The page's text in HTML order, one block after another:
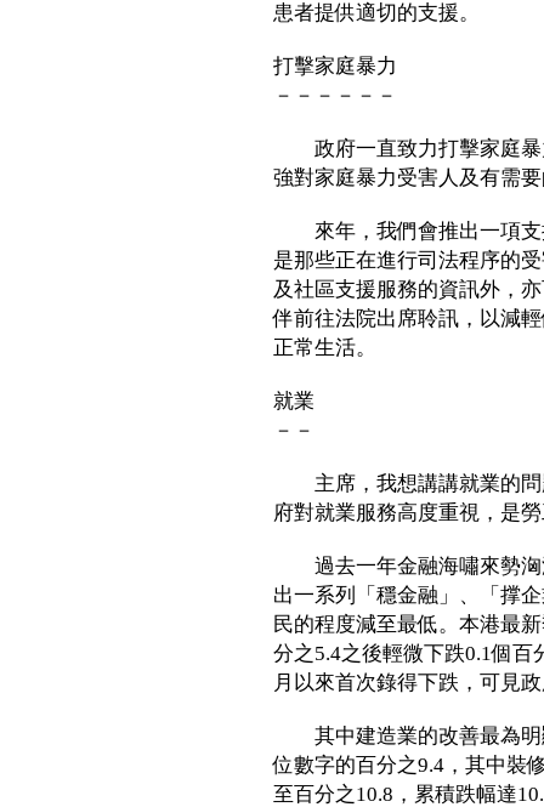
患者提供適切的支援。
打擊家庭暴力
－－－－－－
政府一直致力打擊家庭暴
強對家庭暴力受害人及有需
來年，我們會推出一項支
是那些正在進行司法程序的
及社區支援服務的資訊外，
伴前往法院出席聆訊，以減
正常生活。
就業
－－
主席，我想講講就業的問
府對就業服務高度重視，是
過去一年金融海嘯來勢洶
出一系列「穩金融」、「撑
民的程度減至最低。本港最
分之5.4之後輕微下跌0.1個
月以來首次錄得下跌，可見
其中建造業的改善最為明
位數字的百分之9.4，其中裝
至百分之10.8，累積跌幅達